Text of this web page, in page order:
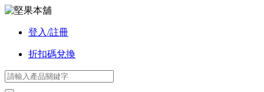
登入/註冊
折扣碼兌換